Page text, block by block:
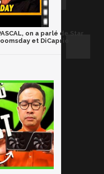
on a parlé de Star
et DiCaprio